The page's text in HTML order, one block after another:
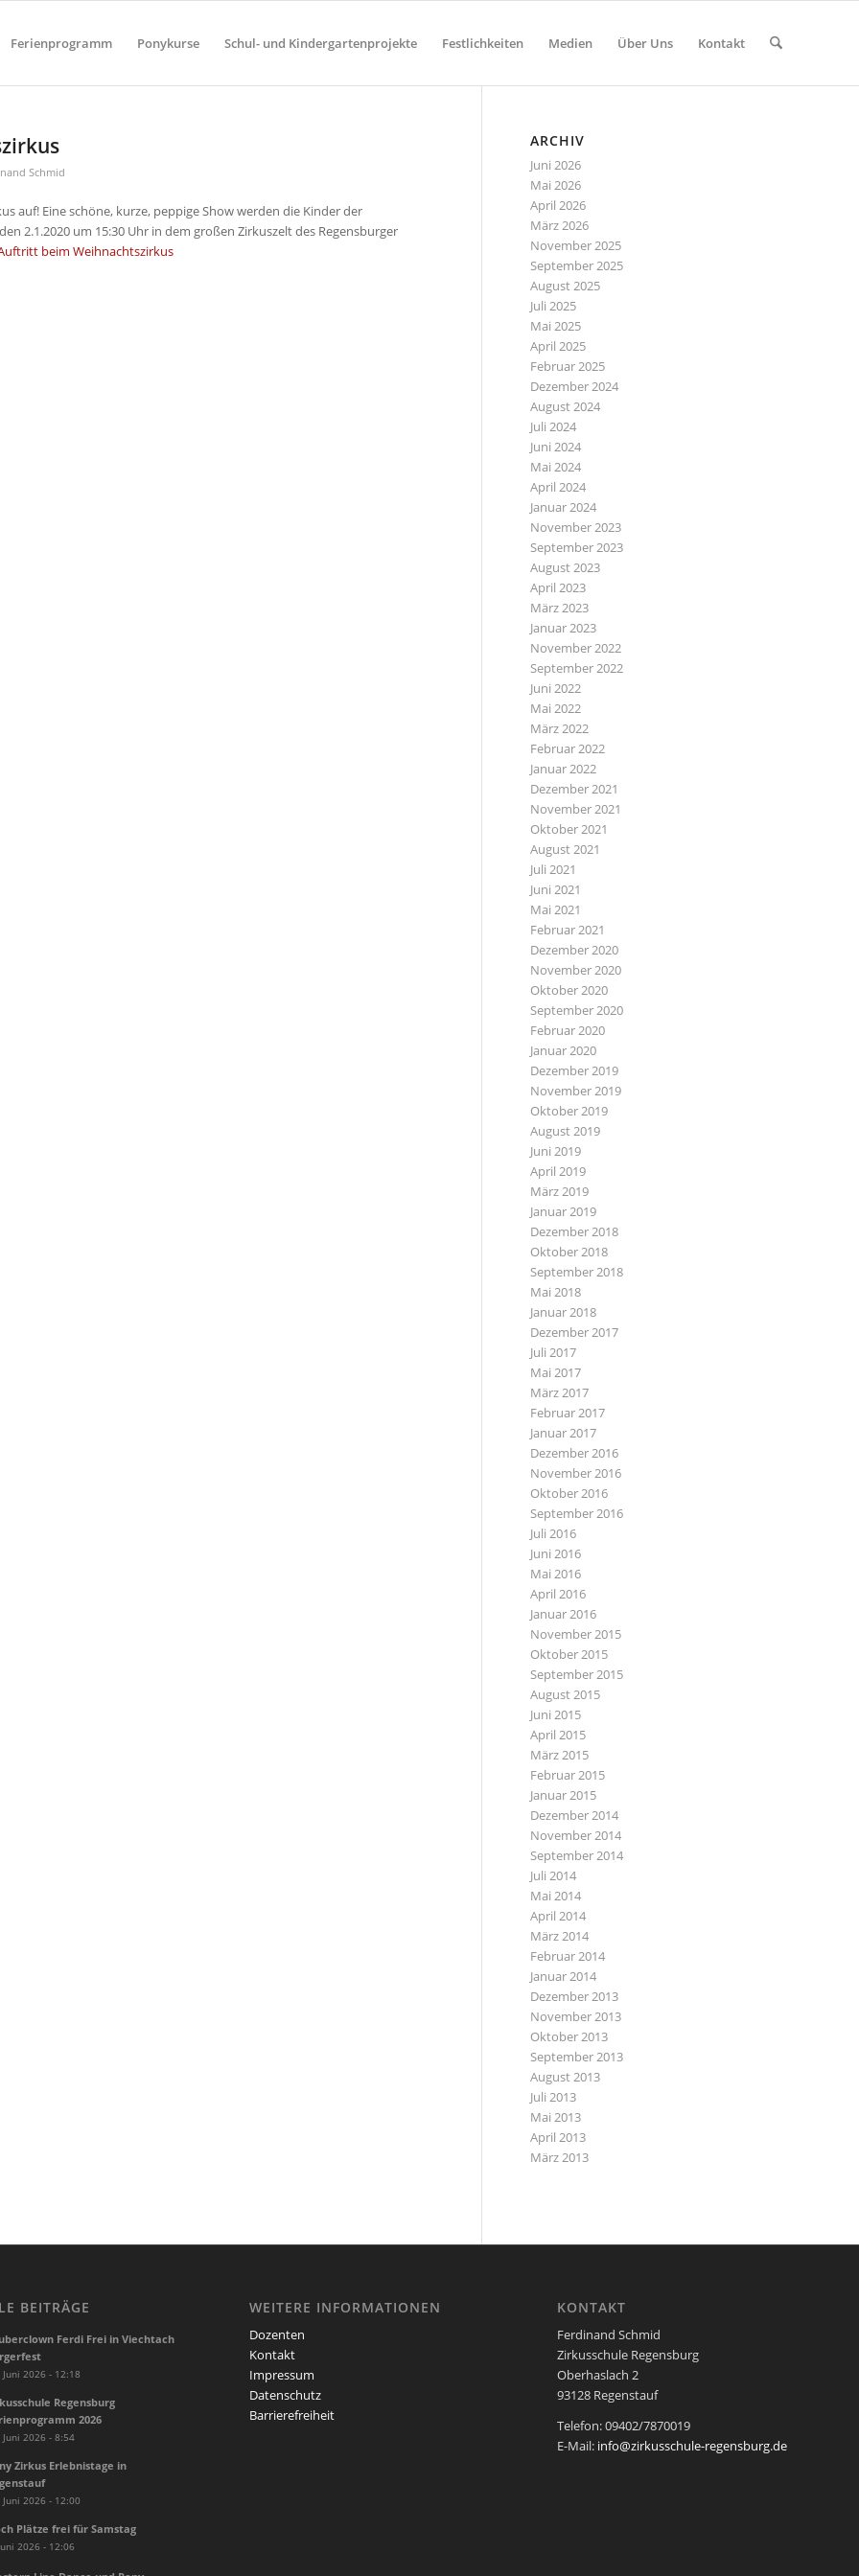
Ferienprogramm Ponykurse Schul- und Kindergartenprojekte Festlichkeiten Medien Über Uns Kontakt
Schmid
auf! Eine schöne, kurze, peppige Show werden die Kinder der
2.1.2020 um 15:30 Uhr in dem großen Zirkuszelt des Regensburger
beim Weihnachtszirkus
ARCHIV
Juni 2026
Mai 2026
April 2026
März 2026
November 2025
September 2025
August 2025
Juli 2025
Mai 2025
April 2025
Februar 2025
Dezember 2024
August 2024
Juli 2024
Juni 2024
Mai 2024
April 2024
Januar 2024
November 2023
September 2023
August 2023
April 2023
März 2023
Januar 2023
November 2022
September 2022
Juni 2022
Mai 2022
März 2022
Februar 2022
Januar 2022
Dezember 2021
November 2021
Oktober 2021
August 2021
Juli 2021
Juni 2021
Mai 2021
Februar 2021
Dezember 2020
November 2020
Oktober 2020
September 2020
Februar 2020
Januar 2020
Dezember 2019
November 2019
Oktober 2019
August 2019
Juni 2019
April 2019
März 2019
Januar 2019
Dezember 2018
Oktober 2018
September 2018
Mai 2018
Januar 2018
Dezember 2017
Juli 2017
Mai 2017
März 2017
Februar 2017
Januar 2017
Dezember 2016
November 2016
Oktober 2016
September 2016
Juli 2016
Juni 2016
Mai 2016
April 2016
Januar 2016
November 2015
Oktober 2015
September 2015
August 2015
Juni 2015
April 2015
März 2015
Februar 2015
Januar 2015
Dezember 2014
November 2014
September 2014
Juli 2014
Mai 2014
April 2014
März 2014
Februar 2014
Januar 2014
Dezember 2013
November 2013
Oktober 2013
September 2013
August 2013
Juli 2013
Mai 2013
April 2013
März 2013
BEITRÄGE
Ferdi Frei in Viechtach
Juni 2026 - 12:18
Regensburg
2026
Juni 2026 - 8:54
Zirkus Erlebnistage in
Juni 2026 - 12:00
Plätze frei für Samstag
2026 - 12:06
WEITERE INFORMATIONEN
Dozenten
Kontakt
Impressum
Datenschutz
Barrierefreiheit
KONTAKT
Ferdinand Schmid
Zirkusschule Regensburg
Oberhaslach 2
93128 Regenstauf
Telefon: 09402/7870019
E-Mail: info@zirkusschule-regensburg.de